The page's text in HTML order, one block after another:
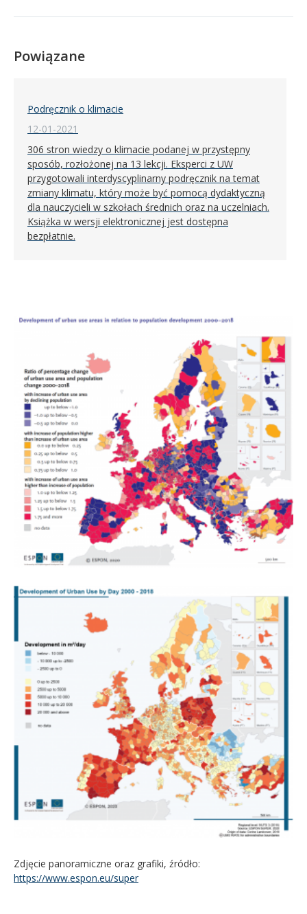
Powiązane
Podręcznik o klimacie
12-01-2021
306 stron wiedzy o klimacie podanej w przystępny
sposób, rozłożonej na 13 lekcji. Eksperci z UW
przygotowali interdyscyplinarny podręcznik na temat
zmiany klimatu, który może być pomocą dydaktyczną
dla nauczycieli w szkołach średnich oraz na uczelniach.
Książka w wersji elektronicznej jest dostępna
bezpłatnie.
Zdjęcie panoramiczne oraz grafiki, źródło:
https://www.espon.eu/super